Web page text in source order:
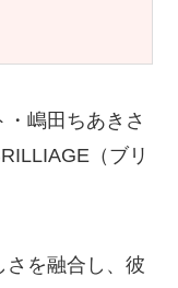
嶋田ちあきさ
（ブリ
さを融合し、彼